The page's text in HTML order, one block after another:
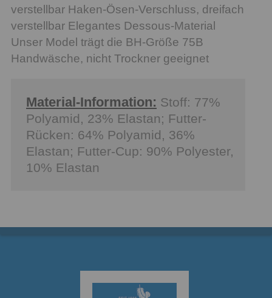
verstellbar Haken-Ösen-Verschluss, dreifach
verstellbar Elegantes Dessous-Material
Unser Model trägt die BH-Größe 75B
Handwäsche, nicht Trockner geeignet
Material-Information: Stoff: 77%
Polyamid, 23% Elastan; Futter-
Rücken: 64% Polyamid, 36%
Elastan; Futter-Cup: 90% Polyester,
10% Elastan